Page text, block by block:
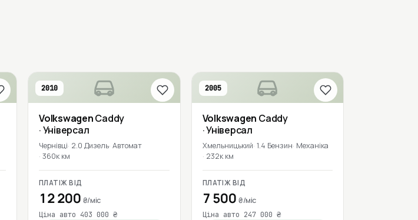
2010
VolkswagenCaddy
· Універсал
Чернівці 2.0 Дизель Автомат
360к км
ПЛАТІЖ ВІД
12 200 ₴/міс
Ціна авто 403 000 ₴
2005
Volkswagen Caddy
· Універсал
Хмельницький 1.4 Бензин Механіка
232к км
ПЛАТІЖ ВІД
7 500 ₴/міс
Ціна авто 247 000 ₴